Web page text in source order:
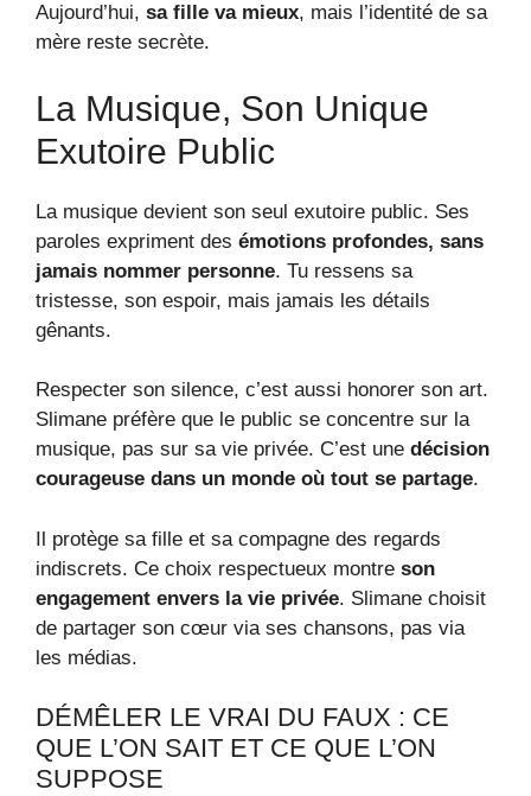
Aujourd’hui, sa fille va mieux, mais l’identité de sa
mère reste secrète.
La Musique, Son Unique
Exutoire Public
La musique devient son seul exutoire public. Ses
paroles expriment des émotions profondes, sans
jamais nommer personne. Tu ressens sa
tristesse, son espoir, mais jamais les détails
gênants.
Respecter son silence, c’est aussi honorer son art.
Slimane préfère que le public se concentre sur la
musique, pas sur sa vie privée. C’est une décision
courageuse dans un monde où tout se partage.
Il protège sa fille et sa compagne des regards
indiscrets. Ce choix respectueux montre son
engagement envers la vie privée. Slimane choisit
de partager son cœur via ses chansons, pas via
les médias.
DÉMÊLER LE VRAI DU FAUX : CE
QUE L’ON SAIT ET CE QUE L’ON
SUPPOSE